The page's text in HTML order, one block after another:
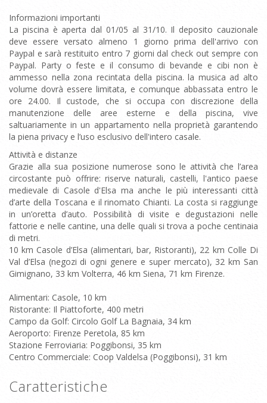
Informazioni importanti
La piscina è aperta dal 01/05 al 31/10. Il deposito cauzionale
deve essere versato almeno 1 giorno prima dell'arrivo con
Paypal e sarà restituito entro 7 giorni dal check out sempre con
Paypal. Party o feste e il consumo di bevande e cibi non è
ammesso nella zona recintata della piscina. la musica ad alto
volume dovrà essere limitata, e comunque abbassata entro le
ore 24.00. Il custode, che si occupa con discrezione della
manutenzione delle aree esterne e della piscina, vive
saltuariamente in un appartamento nella proprietà garantendo
la piena privacy e l’uso esclusivo dell'intero casale.
Attività e distanze
Grazie alla sua posizione numerose sono le attività che l’area
circostante può offrire: riserve naturali, castelli, l'antico paese
medievale di Casole d'Elsa ma anche le più interessanti città
d’arte della Toscana e il rinomato Chianti. La costa si raggiunge
in un’oretta d’auto. Possibilità di visite e degustazioni nelle
fattorie e nelle cantine, una delle quali si trova a poche centinaia
di metri.
10 km Casole d’Elsa (alimentari, bar, Ristoranti), 22 km Colle Di
Val d’Elsa (negozi di ogni genere e super mercato), 32 km San
Gimignano, 33 km Volterra, 46 km Siena, 71 km Firenze.
Alimentari: Casole, 10 km
Ristorante: Il Piattoforte, 400 metri
Campo da Golf: Circolo Golf La Bagnaia, 34 km
Aeroporto: Firenze Peretola, 85 km
Stazione Ferroviaria: Poggibonsi, 35 km
Centro Commerciale: Coop Valdelsa (Poggibonsi), 31 km
Caratteristiche